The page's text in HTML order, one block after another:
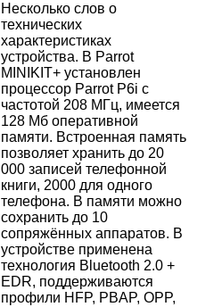
Несколько слов о
технических
характеристиках
устройства. В Parrot
MINIKIT+ установлен
процессор Parrot P6i с
частотой 208 МГц, имеется
128 Мб оперативной
памяти. Встроенная память
позволяет хранить до 20
000 записей телефонной
книги, 2000 для одного
телефона. В памяти можно
сохранить до 10
сопряжённых аппаратов. В
устройстве применена
технология Bluetooth 2.0 +
EDR, поддерживаются
профили HFP, PBAP, OPP,